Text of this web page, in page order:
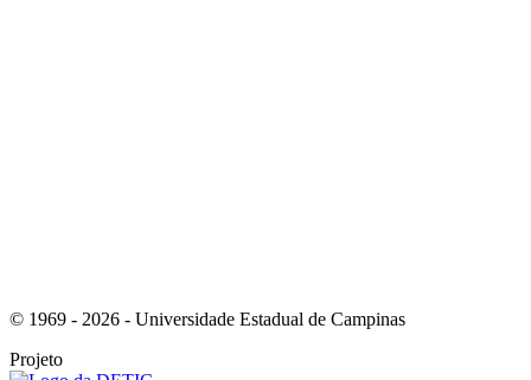
© 1969 - 2026 - Universidade Estadual de Campinas
Projeto